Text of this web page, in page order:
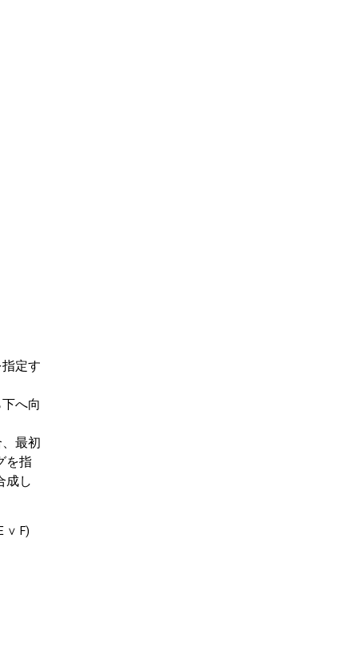
定す
へ向
最初
を指
成し
∨ F)